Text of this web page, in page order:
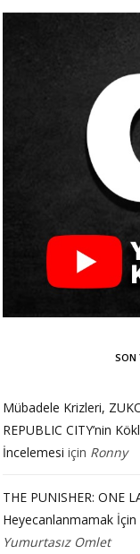
SON
Mübadele Krizleri,
REPUBLIC CITY’nin
İncelemesi için Ronny
THE PUNISHER: ONE
Heyecanlanmamak İçin
Yumurtasız Omlet